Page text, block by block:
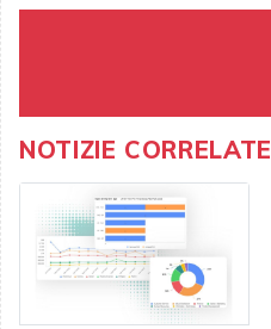
NOTIZIE CORRELATE